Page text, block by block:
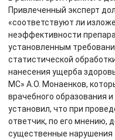
Привлеченный эксперт
«соответствуют ли
неэффективности
установленным
статистической
нанесения ущерба
МС» А.О. Монаенков,
врачебного образования
установил, что при
ответчик, по его мнению,
существенные нарушения